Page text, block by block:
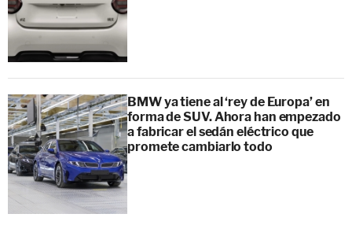
BMW ya tiene al ‘rey de Europa’ en
forma de SUV. Ahora han empezado
a fabricar el sedán eléctrico que
promete cambiarlo todo